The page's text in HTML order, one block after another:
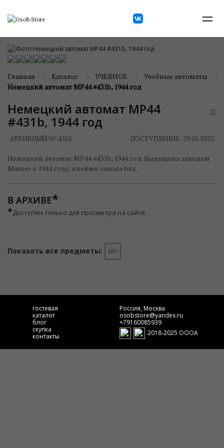
Главная Каталог УЧЕБНОЕ
Учебные автоматы
Немецкий автомат MP44 #431b, 1944 год
Немецкий автомат MP44
#431b, 1944 год
АРХИВНЫЙ №:431b ПОСТУПЛЕНИЕ: 29.05.2022
Немецкий автомат MP44 #431b, 1944 год. Выпущена заводом
Mauser в 1944 году, клеймо завода bnz.
В АРХИВЕ
*Доступен только для просмотра на сайте
Показать все предметы: MP
гостевая
каталог
блог
скупка
контакты
Россия, Москва
osobstore@yandex.ru
+79160085939
2018-2025 ОООА